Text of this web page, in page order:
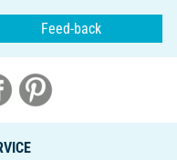
Feed-back